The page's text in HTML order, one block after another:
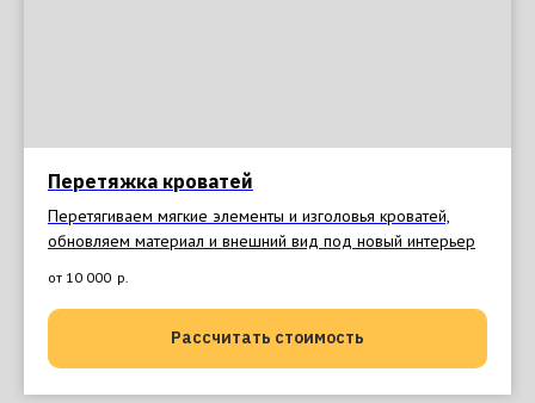
Перетяжка кроватей
Перетягиваем мягкие элементы и изголовья кроватей,
обновляем материал и внешний вид под новый интерьер
от 10 000 р.
Рассчитать стоимость